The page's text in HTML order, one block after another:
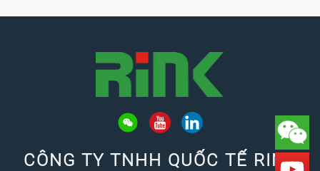
CÔNG TY TNHH QUỐC TẾ RINK